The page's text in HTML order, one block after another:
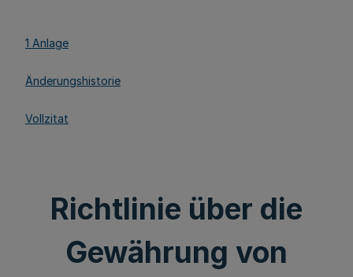
1 Anlage
Änderungshistorie
Vollzitat
Richtlinie über die
Gewährung von